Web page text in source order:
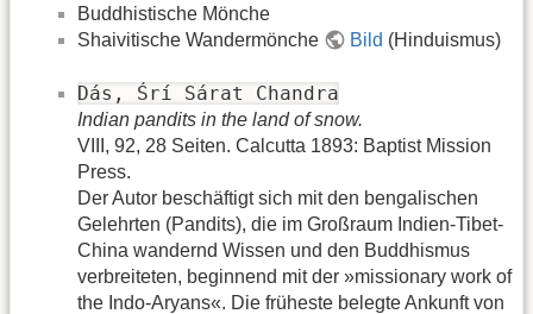
Buddhistische Mönche
Shaivitische Wandermönche
Bild (Hinduismus)
Dás, Śrí Sárat Chandra
Indian pandits in the land of snow.
VIII, 92, 28 Seiten. Calcutta 1893: Baptist Mission
Press.
Der Autor beschäftigt sich mit den bengalischen
Gelehrten (Pandits), die im Großraum Indien-Tibet-
China wandernd Wissen und den Buddhismus
verbreiteten, beginnend mit der »missionary work of
the Indo-Aryans«. Die früheste belegte Ankunft von